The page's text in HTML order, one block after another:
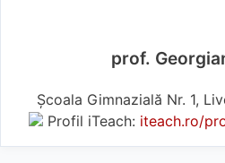
prof.
Școala Gimnazială Nr. 1,
Profil iTeach: iteach.ro/